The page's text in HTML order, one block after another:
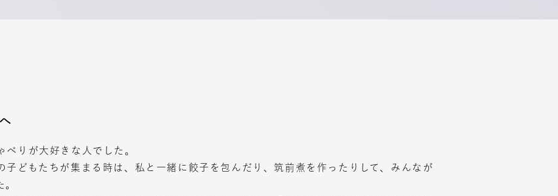
べりが大好きな人でした。
子どもたちが集まる時は、私と一緒に餃子を包んだり、筑前煮を作ったりして、みんなが